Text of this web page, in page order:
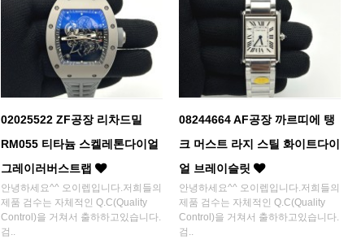
02025522 ZF공장 리차드밀
RM055 티타늄 스켈레톤다이얼
그레이러버스트랩
안녕하세요^^ 오이렙입니다.저희들의
제품 검수는 자체적인 Q.C(Quality
Control)을 거쳐서 출하하고있습니다.
검..
08244664 AF공장 까르띠에 탱
크 머스트 라지 스틸 화이트다이
얼 브레이슬릿
안녕하세요^^ 오이렙입니다.저희들의
제품 검수는 자체적인 Q.C(Quality
Control)을 거쳐서 출하하고있습니다.
검..